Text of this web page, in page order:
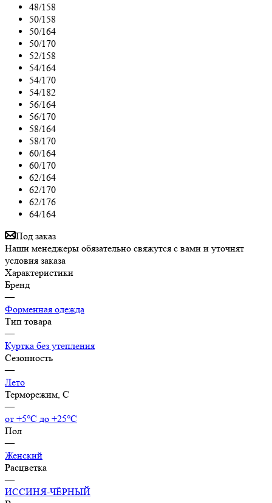
48/158
50/158
50/164
50/170
52/158
54/164
54/170
54/182
56/164
56/170
58/164
58/170
60/164
60/170
62/164
62/170
62/176
64/164
Под заказ
Наши менеджеры обязательно свяжутся с вами и уточнят
условия заказа
Характеристики
Бренд
—
Форменная одежда
Тип товара
—
Куртка без утепления
Сезонность
—
Лето
Терморежим, C
—
от +5°С до +25°С
Пол
—
Женский
Расцветка
—
ИССИНЯ-ЧЁРНЫЙ